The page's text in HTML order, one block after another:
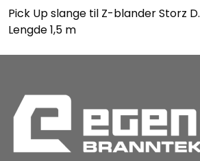
Pick Up slange til Z-blander Storz D.
Lengde 1,5 m